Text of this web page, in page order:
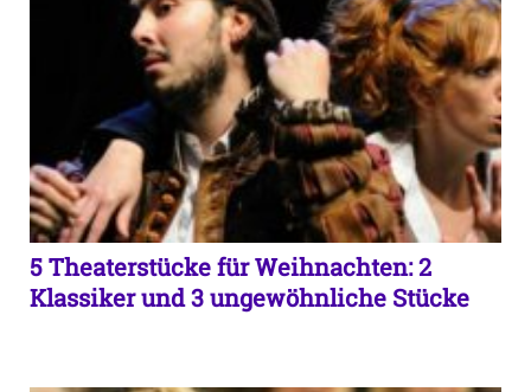
5 Theaterstücke für Weihnachten: 2
Klassiker und 3 ungewöhnliche Stücke